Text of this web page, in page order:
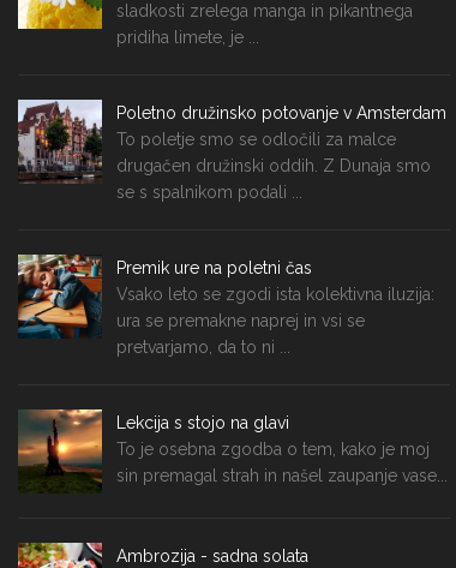
sladkosti zrelega manga in pikantnega
pridiha limete, je ...
Poletno družinsko potovanje v Amsterdam
To poletje smo se odločili za malce
drugačen družinski oddih. Z Dunaja smo
se s spalnikom podali ...
Premik ure na poletni čas
Vsako leto se zgodi ista kolektivna iluzija:
ura se premakne naprej in vsi se
pretvarjamo, da to ni ...
Lekcija s stojo na glavi
To je osebna zgodba o tem, kako je moj
sin premagal strah in našel zaupanje vase...
Ambrozija - sadna solata